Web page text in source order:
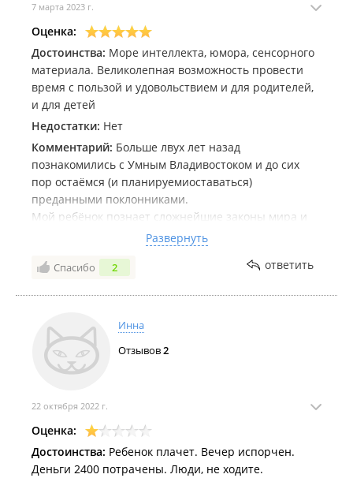
7 марта 2023 г.
Оценка:
Достоинства: Море интеллекта, юмора, сенсорного
материала. Великолепная возможность провести
время с пользой и удовольствием и для родителей,
и для детей
Недостатки: Нет
Комментарий: Больше лвух лет назад
познакомились с Умным Владивостоком и до сих
пор остаёмся (и планируемиоставаться)
преданными поклонниками.
Мой ребёнок познает сложнейшие законы мира и
естественные науки посредством сенсорного
проживания, через самостоятельные опыты и
исследования. А наставника Умного Владивостока
викторине для взрослых, пока ребёнок в
лабораториях. И не разу не было скучно!
Нам нравиться узнавать больше об этом мире с
Умным Владивостоком!💓💓💓
получается делать красиво!
Развернуть
Спасибо 2 ответить
Инна
Отзывов2
22 октября 2022 г.
Оценка:
Достоинства: Ребенок плачет. Вечер испорчен.
Деньги 2400 потрачены. Люди, не ходите.